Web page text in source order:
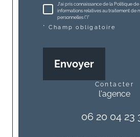
J'ai pris connaissance de la Politique
informations relatives au traitement de
personnelles (*)*
* Champ obligatoire
Envoyer
contacter
l'agence
06 20 04 23